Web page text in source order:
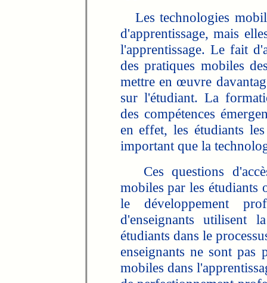
Les technologies
d'apprentissage, mais
l'apprentissage. Le fait
des pratiques mobiles
mettre en œuvre
sur l'étudiant. La
des compétences
en effet, les étudiants
important que la
Ces questions
mobiles par les étudiants
le développement
d'enseignants utilisent
étudiants dans le
enseignants ne sont pas
mobiles dans